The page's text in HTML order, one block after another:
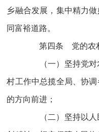
乡融合发展，集中精力
同富裕道路。
第四条 党的农村
（一）坚持党对
村工作中总揽全局、协
的方向前进；
（二）坚持以人